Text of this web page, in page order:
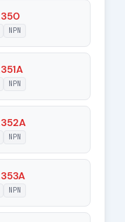
NPN
NPN
NPN
NPN